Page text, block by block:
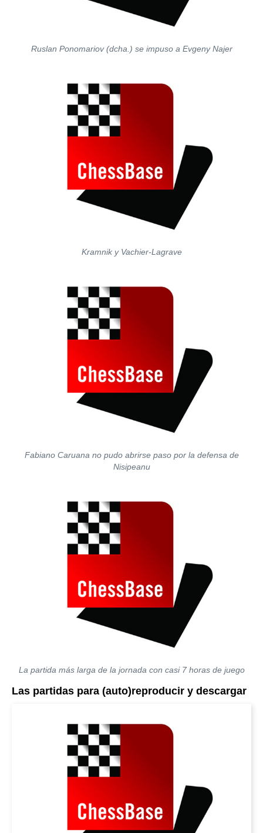
Ruslan Ponomariov (dcha.) se impuso a Evgeny Najer
Kramnik y Vachier-Lagrave
Fabiano Caruana no pudo abrirse paso por la defensa de
Nisipeanu
La partida más larga de la jornada con casi 7 horas de juego
Las partidas para (auto)reproducir y descargar